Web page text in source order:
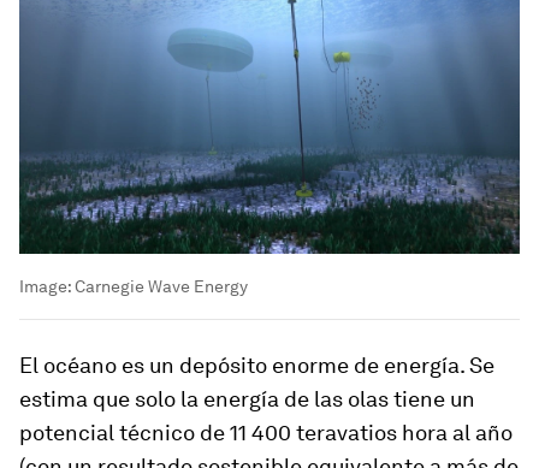
Image:Carnegie Wave Energy
El océano es un depósito enorme de energía. Se
estima que solo la energía de las olas tiene un
potencial técnico de 11 400 teravatios hora al año